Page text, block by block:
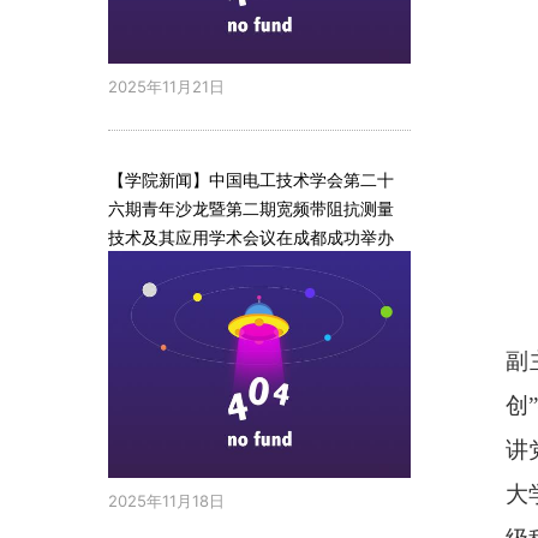
副
创
讲
大
2025年11月21日
【学院新闻】中国电工技术学会第二十
六期青年沙龙暨第二期宽频带阻抗测量
技术及其应用学术会议在成都成功举办
2025年11月18日